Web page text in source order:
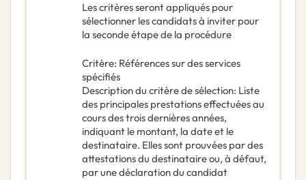
Les critères seront appliqués pour
sélectionner les candidats à inviter pour
la seconde étape de la procédure
Critère: Références sur des services
spécifiés
Description du critère de sélection: Liste
des principales prestations effectuées au
cours des trois dernières années,
indiquant le montant, la date et le
destinataire. Elles sont prouvées par des
attestations du destinataire ou, à défaut,
par une déclaration du candidat